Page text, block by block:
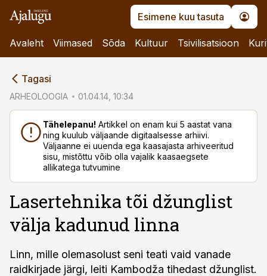
Esimene kuu tasuta
Avaleht Viimased Sõda Kultuur Tsivilisatsioon
Tagasi
ARHEOLOOGIA 01.04.14, 10:34
Tähelepanu! Artikkel on enam kui 5 aastat vana
ning kuulub väljaande digitaalsesse arhiivi.
Väljaanne ei uuenda ega kaasajasta arhiveeritud
sisu, mistõttu võib olla vajalik kaasaegsete
allikatega tutvumine
Lasertehnika tõi džunglist
välja kadunud linna
Linn, mille olemasolust seni teati vaid vanade
raidkirjade järgi, leiti Kambodža tihedast džunglist.